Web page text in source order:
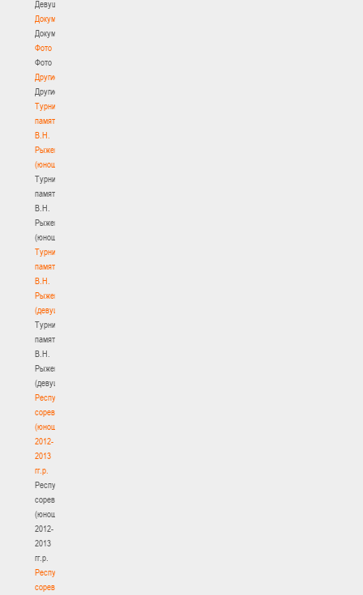
Девушки
Документы
Документы
Фото
Фото
Другие
Другие
Турнир
памяти
В.Н.
Рыженкова
(юноши)
Турнир
памяти
В.Н.
Рыженкова
(юноши)
Турнир
памяти
В.Н.
Рыженкова
(девушки)
Турнир
памяти
В.Н.
Рыженкова
(девушки)
Республиканские
соревнования
(юноши)
2012-
2013
гг.р.
Республиканские
соревнования
(юноши)
2012-
2013
гг.р.
Республиканские
соревнования